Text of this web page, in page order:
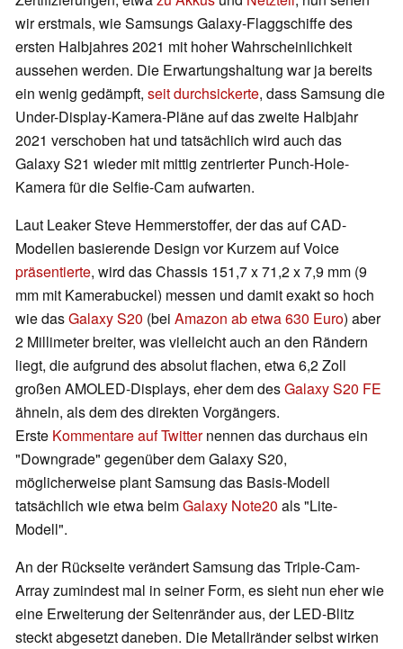
wir erstmals, wie Samsungs Galaxy-Flaggschiffe des
ersten Halbjahres 2021 mit hoher Wahrscheinlichkeit
aussehen werden. Die Erwartungshaltung war ja bereits
ein wenig gedämpft, seit durchsickerte, dass Samsung die
Under-Display-Kamera-Pläne auf das zweite Halbjahr
2021 verschoben hat und tatsächlich wird auch das
Galaxy S21 wieder mit mittig zentrierter Punch-Hole-
Kamera für die Selfie-Cam aufwarten.
Laut Leaker Steve Hemmerstoffer, der das auf CAD-
Modellen basierende Design vor Kurzem auf Voice
präsentierte, wird das Chassis 151,7 x 71,2 x 7,9 mm (9
mm mit Kamerabuckel) messen und damit exakt so hoch
wie dasGalaxy S20 (bei Amazon ab etwa 630 Euro) aber
2 Millimeter breiter, was vielleicht auch an den Rändern
liegt, die aufgrund des absolut flachen, etwa 6,2 Zoll
großen AMOLED-Displays, eher dem desGalaxy S20 FE
ähneln, als dem des direkten Vorgängers.
Erste Kommentare auf Twitternennen das durchaus ein
"Downgrade" gegenüber dem Galaxy S20,
möglicherweise plant Samsung das Basis-Modell
tatsächlich wie etwa beimGalaxy Note20 als "Lite-
Modell".
An der Rückseite verändert Samsung das Triple-Cam-
Array zumindest mal in seiner Form, es sieht nun eher wie
eine Erweiterung der Seitenränder aus, der LED-Blitz
steckt abgesetzt daneben. Die Metallränder selbst wirken